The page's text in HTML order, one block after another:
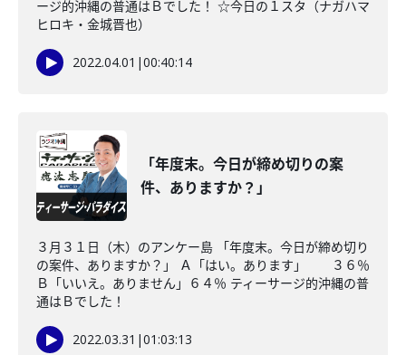
ージ的沖縄の普通はＢでした！ ☆今日の１スタ（ナガハマ
ヒロキ・金城晋也）
2022.04.01 |00:40:14
「年度末。今日が締め切りの案
件、ありますか？」
３月３１日（木）のアンケー島 「年度末。今日が締め切り
の案件、ありますか？」 Ａ「はい。あります」 ３６％
Ｂ「いいえ。ありません」６４％ ティーサージ的沖縄の普
通はＢでした！
2022.03.31 |01:03:13